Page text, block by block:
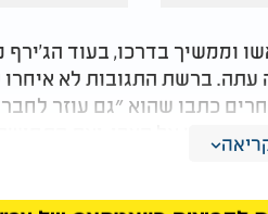
וממשיך בדרכו, בעוד
ברשת התגובות לא איחרו
כתבו שהוא ״גם עוזר
ניגש אל הצבי, ואת
ואין בו מצוות, עולה רגע